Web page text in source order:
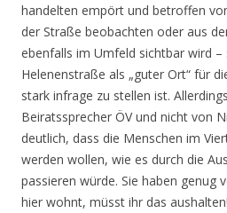
handelten empört und betroffen
der Straße beobachten oder aus
ebenfalls im Umfeld sichtbar wird –
Helenenstraße als „guter Ort“ für
stark infrage zu stellen ist.
Beiratssprecher ÖV und nicht von
deutlich, dass die Menschen im
werden wollen, wie es durch die
passieren würde. Sie haben genug
hier wohnt, müsst ihr das